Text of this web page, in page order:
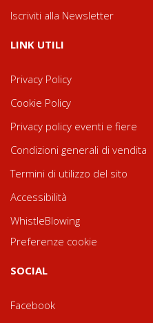
Iscriviti alla Newsletter
LINK UTILI
Privacy Policy
Cookie Policy
Privacy policy eventi e fiere
Condizioni generali di vendita
Termini di utilizzo del sito
Accessibilità
WhistleBlowing
Preferenze cookie
SOCIAL
Facebook